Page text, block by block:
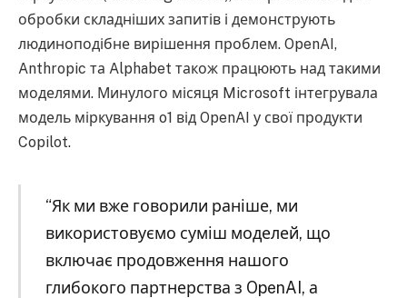
обробки складніших запитів і демонструють
людиноподібне вирішення проблем. OpenAI,
Anthropic та Alphabet також працюють над такими
моделями. Минулого місяця Microsoft інтегрувала
модель міркування o1 від OpenAI у свої продукти
Copilot.
“Як ми вже говорили раніше, ми
використовуємо суміш моделей, що
включає продовження нашого
глибокого партнерства з OpenAI, а